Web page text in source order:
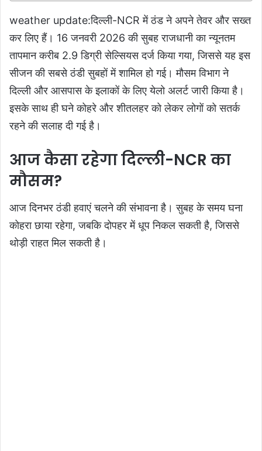
weather update:दिल्ली-NCR में ठंड ने अपने तेवर और सख्त
कर लिए हैं। 16 जनवरी 2026 की सुबह राजधानी का न्यूनतम
तापमान करीब 2.9 डिग्री सेल्सियस दर्ज किया गया, जिससे यह इस
सीजन की सबसे ठंडी सुबहों में शामिल हो गई। मौसम विभाग ने
दिल्ली और आसपास के इलाकों के लिए येलो अलर्ट जारी किया है।
इसके साथ ही घने कोहरे और शीतलहर को लेकर लोगों को सतर्क
रहने की सलाह दी गई है।
आज कैसा रहेगा दिल्ली-NCR का
मौसम?
आज दिनभर ठंडी हवाएं चलने की संभावना है। सुबह के समय घना
कोहरा छाया रहेगा, जबकि दोपहर में धूप निकल सकती है, जिससे
थोड़ी राहत मिल सकती है।